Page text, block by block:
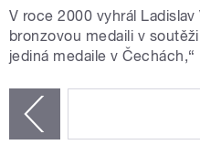
V roce 2000 vyhrál
bronzovou medaili v
jediná medaile v Čechách,“